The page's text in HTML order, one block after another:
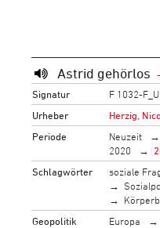
Astrid gehörlos
Signatur
F 1032-
Urheber
Herzig, Nico
Periode
Neuzeit
2020
Schlagwörter
soziale
Geopolitik
Europa